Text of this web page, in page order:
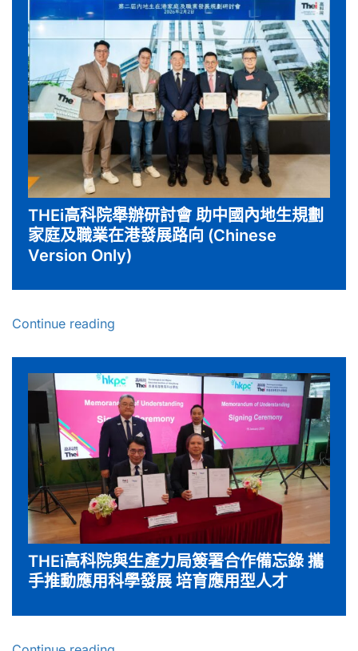
THEi高科院舉辦研討會 助中國內地生規劃
家庭及職業在港發展路向 (Chinese
Version Only)
Continue reading
THEi高科院與生產力局簽署合作備忘錄 攜
手推動應用科學發展 培育應用型人才